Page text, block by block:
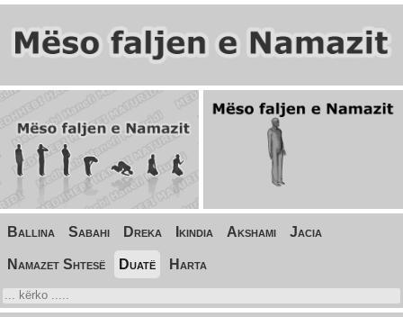
Ballina Sabahi Dreka Ikindia Akshami Jacia
Namazet Shtesë Duatë Harta